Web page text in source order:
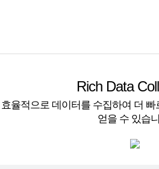
Rich Data
효율적으로 데이터를 수집하여 더
얻을 수 있습